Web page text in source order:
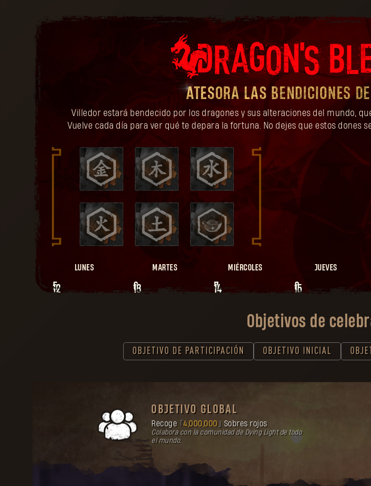
ATESORA LAS BENDICIONES
Villedor estará bendecido por los dragones y sus alteraciones del mundo,
Vuelve cada día para ver qué te depara la fortuna. No dejes que estos dones
LUNES MARTES MIÉRCOLES JUEVES
5 6 7 8
12 13 14 15
Objetivos de
OBJETIVO DE PARTICIPACIÓN OBJETIVO INICIAL
OBJETIVO GLOBAL
Recoge 4,000,000 Sobres rojos
Colabora con la comunidad de Dying Light de todo
el mundo.